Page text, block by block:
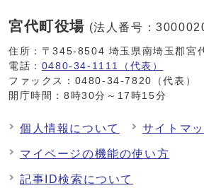
宮代町役場 (法人番号：
住所：〒345-8504 埼玉県南埼玉郡宮
電話： 0480-34-1111（代表）
ファックス：0480-34-7820（代表）
開庁時間：8時30分～17時15分
個人情報について サイトマ
マイページの機能の使い方
記事ID検索について